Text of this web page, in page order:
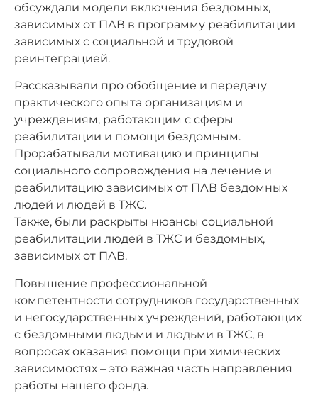
обсуждали модели включения бездомных,
зависимых от ПАВ в программу реабилитации
зависимых с социальной и трудовой
реинтеграцией.
Рассказывали про обобщение и передачу
практического опыта организациям и
учреждениям, работающим с сферы
реабилитации и помощи бездомным.
Прорабатывали мотивацию и принципы
социального сопровождения на лечение и
реабилитацию зависимых от ПАВ бездомных
людей и людей в ТЖС.
Также, были раскрыты нюансы социальной
реабилитации людей в ТЖС и бездомных,
зависимых от ПАВ.
Повышение профессиональной
компетентности сотрудников государственных
и негосударственных учреждений, работающих
с бездомными людьми и людьми в ТЖС, в
вопросах оказания помощи при химических
зависимостях – это важная часть направления
работы нашего фонда.